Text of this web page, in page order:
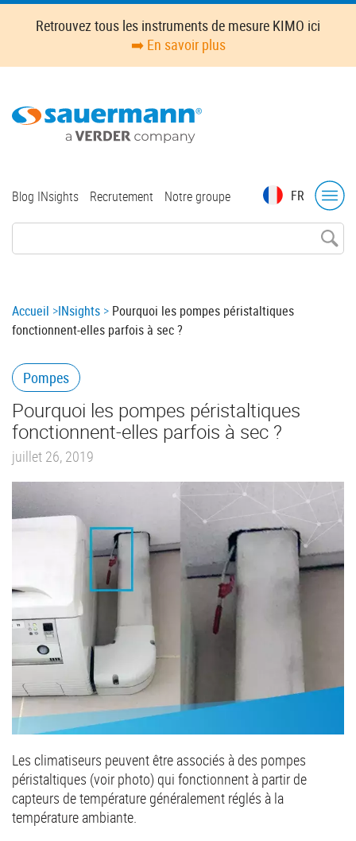
Skip
content
Retrouvez tous les instruments de mesure KIMO ici
➡️ En savoir plus
FR
Top
Blog INsights Recrutement Notre groupe
Breadcrumb
Accueil INsights
Pourquoi les pompes péristaltiques
fonctionnent-elles parfois à sec ?
Pompes
Pourquoi les pompes péristaltiques
fonctionnent-elles parfois à sec ?
juillet 26, 2019
Les climatiseurs peuvent être associés à des pompes
péristaltiques (voir photo) qui fonctionnent à partir de
capteurs de température généralement réglés à la
température ambiante.